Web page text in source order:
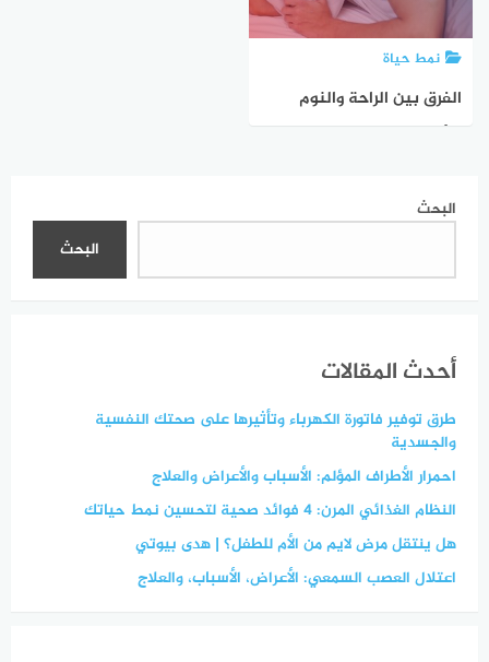
نمط حياة
الفرق بين الراحة والنوم
البحث
البحث
أحدث المقالات
طرق توفير فاتورة الكهرباء وتأثيرها على صحتك النفسية
والجسدية
احمرار الأطراف المؤلم: الأسباب والأعراض والعلاج
النظام الغذائي المرن: 4 فوائد صحية لتحسين نمط حياتك
هل ينتقل مرض لايم من الأم للطفل؟ | هدى بيوتي
اعتلال العصب السمعي: الأعراض، الأسباب، والعلاج